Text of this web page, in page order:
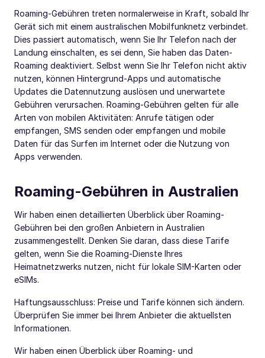
Roaming-Gebühren treten normalerweise in Kraft, sobald Ihr
Gerät sich mit einem australischen Mobilfunknetz verbindet.
Dies passiert automatisch, wenn Sie Ihr Telefon nach der
Landung einschalten, es sei denn, Sie haben das Daten-
Roaming deaktiviert. Selbst wenn Sie Ihr Telefon nicht aktiv
nutzen, können Hintergrund-Apps und automatische
Updates die Datennutzung auslösen und unerwartete
Gebühren verursachen. Roaming-Gebühren gelten für alle
Arten von mobilen Aktivitäten: Anrufe tätigen oder
empfangen, SMS senden oder empfangen und mobile
Daten für das Surfen im Internet oder die Nutzung von
Apps verwenden.
Roaming-Gebühren in Australien
Wir haben einen detaillierten Überblick über Roaming-
Gebühren bei den großen Anbietern in Australien
zusammengestellt. Denken Sie daran, dass diese Tarife
gelten, wenn Sie die Roaming-Dienste Ihres
Heimatnetzwerks nutzen, nicht für lokale SIM-Karten oder
eSIMs.
Haftungsausschluss: Preise und Tarife können sich ändern.
Überprüfen Sie immer bei Ihrem Anbieter die aktuellsten
Informationen.
Wir haben einen Überblick über Roaming- und